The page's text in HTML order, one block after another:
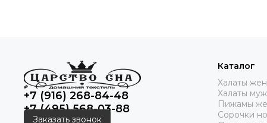
+7 (916) 268-84-48
+7 (495) 568-03-88
Заказать звонок
Каталог
Халаты
Халаты
Пижамы
Сорочки